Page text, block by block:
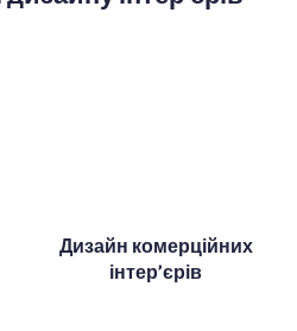
Дизайн комерційних
інтер’єрів